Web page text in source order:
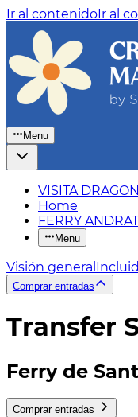
Ir al contenidoIr al
Menu
VISITA
Home
FERRY
Menu
Visión general
Comprar entradas
Transfer
Ferry de
Comprar entradas